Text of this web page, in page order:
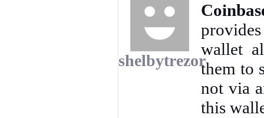
shelbytrezor
wallet
them to
not via
this